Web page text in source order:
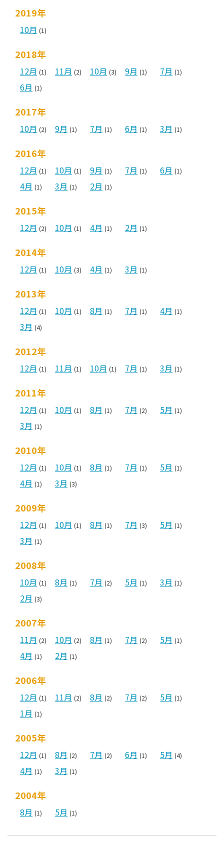
2019年
10月 (1)
2018年
12月 (1) 11月 (2) 10月 (3) 9月 (1) 7月 (1)
6月 (1)
2017年
10月 (2) 9月 (1) 7月 (1) 6月 (1) 3月 (1)
2016年
12月 (1) 10月 (1) 9月 (1) 7月 (1) 6月 (1)
4月 (1) 3月 (1) 2月 (1)
2015年
12月 (2) 10月 (1) 4月 (1) 2月 (1)
2014年
12月 (1) 10月 (3) 4月 (1) 3月 (1)
2013年
12月 (1) 10月 (1) 8月 (1) 7月 (1) 4月 (1)
3月 (4)
2012年
12月 (1) 11月 (1) 10月 (1) 7月 (1) 3月 (1)
2011年
12月 (1) 10月 (1) 8月 (1) 7月 (2) 5月 (1)
3月 (1)
2010年
12月 (1) 10月 (1) 8月 (1) 7月 (1) 5月 (1)
4月 (1) 3月 (3)
2009年
12月 (1) 10月 (1) 8月 (1) 7月 (3) 5月 (1)
3月 (1)
2008年
10月 (1) 8月 (1) 7月 (2) 5月 (1) 3月 (1)
2月 (3)
2007年
11月 (2) 10月 (2) 8月 (1) 7月 (2) 5月 (1)
4月 (1) 2月 (1)
2006年
12月 (1) 11月 (2) 8月 (2) 7月 (2) 5月 (1)
1月 (1)
2005年
12月 (1) 8月 (2) 7月 (2) 6月 (1) 5月 (4)
4月 (1) 3月 (1)
2004年
8月 (1) 5月 (1)